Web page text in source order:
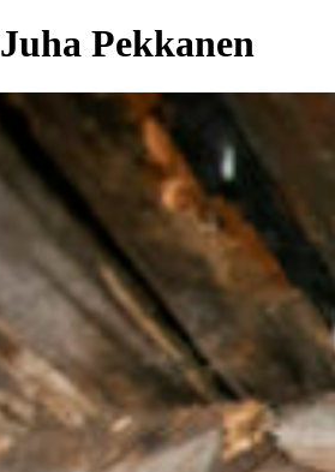
Juha Pekkanen